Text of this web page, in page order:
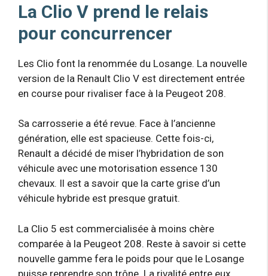
La Clio V prend le relais
pour concurrencer
Les Clio font la renommée du Losange. La nouvelle
version de la Renault Clio V est directement entrée
en course pour rivaliser face à la Peugeot 208.
Sa carrosserie a été revue. Face à l’ancienne
génération, elle est spacieuse. Cette fois-ci,
Renault a décidé de miser l’hybridation de son
véhicule avec une motorisation essence 130
chevaux. Il est a savoir que la carte grise d’un
véhicule hybride est presque gratuit.
La Clio 5 est commercialisée à moins chère
comparée à la Peugeot 208. Reste à savoir si cette
nouvelle gamme fera le poids pour que le Losange
puisse reprendre son trône. La rivalité entre eux